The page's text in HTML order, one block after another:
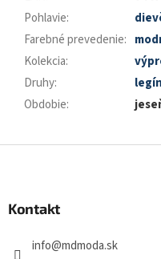
Pohlavie:
Farebné prevedenie:
Kolekcia:
Druhy:
Obdobie:
Kontakt
info@mdmoda.sk